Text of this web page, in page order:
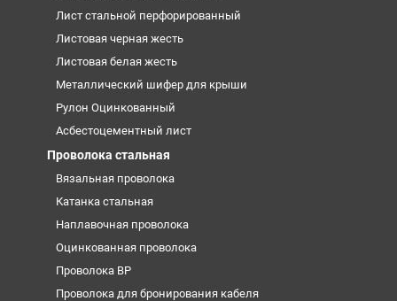
Лист стальной перфорированный
Листовая черная жесть
Листовая белая жесть
Металлический шифер для крыши
Рулон Оцинкованный
Асбестоцементный лист
Проволока стальная
Вязальная проволока
Катанка стальная
Наплавочная проволока
Оцинкованная проволока
Проволока ВР
Проволока для бронирования кабеля